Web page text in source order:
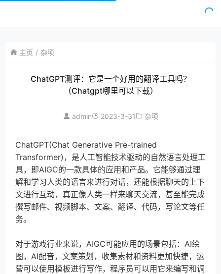
主页 杂项
ChatGPT测评：它是一个好用的翻译工具吗？
（Chatgpt哪里可以下载）
admin 2023-3-31 杂项
ChatGPT(Chat Generative Pre-trained
Transformer)，是人工智能技术驱动的自然语言处理工
具，即AIGC的一款具体的应用和产品。它能够通过理
解和学习人类的语言来进行对话，还能根据聊天的上下
文进行互动，真正像人类一样来聊天交流，甚至能完成
撰写邮件、视频脚本、文案、翻译、代码，写论文等任
务。
对于游戏行业来说，AIGC可能应用的场景包括：AI绘
图，AI配音，文案策划，收集素材和资料更加快捷，运
营可以使用模板进行写作，程序员可以用它来编写和调